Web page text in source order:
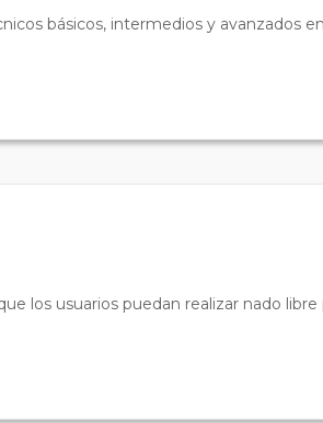
básicos, intermedios y avanzados
los usuarios puedan realizar nado